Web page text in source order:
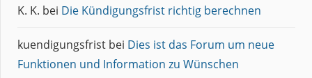
K. K. bei Die Kündigungsfrist richtig berechnen
kuendigungsfrist bei Dies ist das Forum um neue
Funktionen und Information zu Wünschen